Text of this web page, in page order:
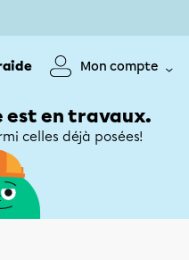
Mon compte
est en travaux.
celles déjà posées!